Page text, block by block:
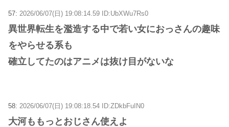
57: 2026/06/07(日) 19:08:14.59 ID:UbXWu7Rs0
異世界転生を濫造する中で若い女におっさんの趣味
をやらせる系も
確立してたのはアニメは抜け目がないな
58: 2026/06/07(日) 19:08:18.54 ID:ZDkbFuIN0
大河ももっとおじさん使えよ